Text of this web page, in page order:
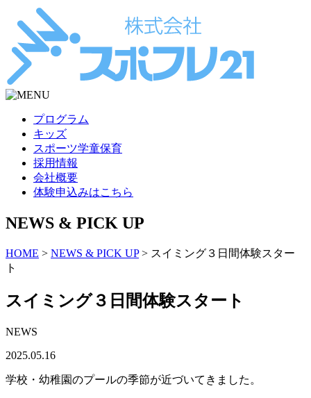
プログラム
キッズ
スポーツ学童保育
採用情報
会社概要
体験申込みはこちら
NEWS & PICK UP
HOME > NEWS & PICK UP> スイミング３日間体験スター
ト
スイミング３日間体験スタート
NEWS
2025.05.16
学校・幼稚園のプールの季節が近づいてきました。